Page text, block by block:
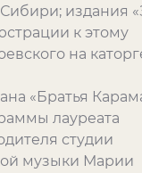
Сибири; издания
к этому
на
«Братья
лауреата
студии
музыки Марии